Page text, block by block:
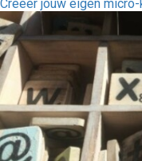
Creëer jouw eigen